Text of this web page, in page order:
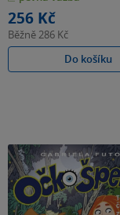
hvězdiček
256 Kč
Běžně286 Kč
Do košíku